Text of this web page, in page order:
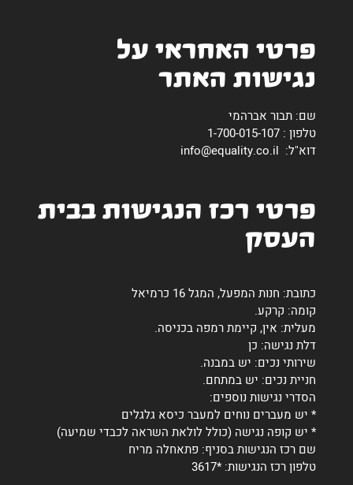
פרטי האחראי על
נגישות האתר
שם: תבור אברהמי
טלפון : 1-700-015-107
דוא"ל: info@equality.co.il
פרטי רכז הנגישות בבית
העסק
כתובת: חנות המפעל, המגל 16 כרמיאל
קומה: קרקע.
מעלית: אין, קיימת רמפה בכניסה.
דלת נגישה: כן
שירותי נכים: יש במבנה.
חניית נכים: יש במתחם.
הסדרי נגישות נוספים:
* יש מעברים נוחים למעבר כיסא גלגלים
* יש קופה נגישה (כולל לולאת השראה לכבדי שמיעה)
שם רכז הנגישות בסניף: פתאחלה מריח
טלפון רכז הנגישות: *3617